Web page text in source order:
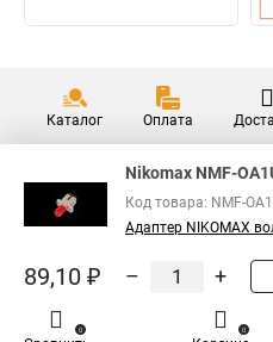
Каталог Оплата
Nikomax NMF-
Код товара: NMF-
Адаптер NIKOMAX
89,10 ₽ – +
0 0